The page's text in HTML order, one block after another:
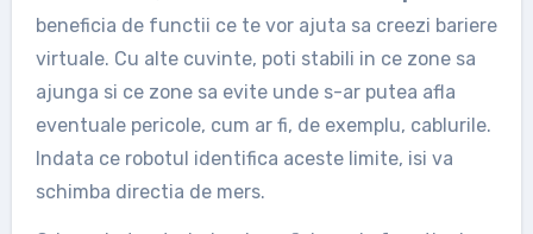
beneficia de functii ce te vor ajuta sa creezi bariere
virtuale. Cu alte cuvinte, poti stabili in ce zone sa
ajunga si ce zone sa evite unde s-ar putea afla
eventuale pericole, cum ar fi, de exemplu, cablurile.
Indata ce robotul identifica aceste limite, isi va
schimba directia de mers.